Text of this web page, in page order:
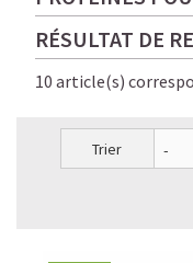
RÉSULTAT DE
10 article(s)
Trier